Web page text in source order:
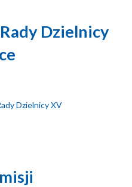
Dzielnicy
Dzielnicy XV